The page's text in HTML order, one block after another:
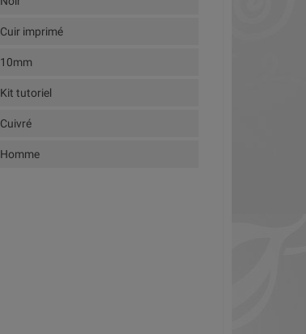
Cuir imprimé
10mm
Kit tutoriel
Cuivré
Homme